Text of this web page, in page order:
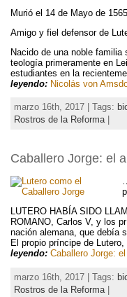
Murió el 14 de Mayo de
Amigo y fiel defensor de
Nacido de una noble
teología primeramente en
estudiantes en la
leyendo: Nicolás von
marzo 16th, 2017 | Tags:
Rostros de la Reforma|
Caballero Jorge: el
LUTERO HABÍA SIDO
ROMANO, Carlos V, y los
nación alemana, que debía
El propio príncipe de
leyendo: Caballero Jorge:
marzo 16th, 2017 | Tags:
Rostros de la Reforma